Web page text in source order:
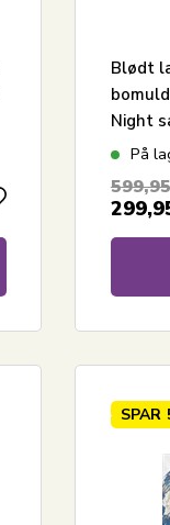
Blødt
Night
På
SPAR